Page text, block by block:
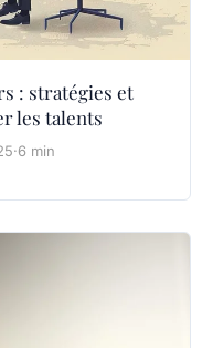
: stratégies et
les talents
·6 min